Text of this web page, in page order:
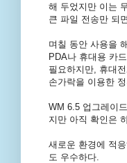
해 두었지만 이는
큰 파일 전송만 되
며칠 동안 사용을
PDA나 휴대용 카
필요하지만, 휴대
손가락을 이용한
WM 6.5 업그레이
지만 아직 확인은
새로운 환경에 적
도 우수하다.